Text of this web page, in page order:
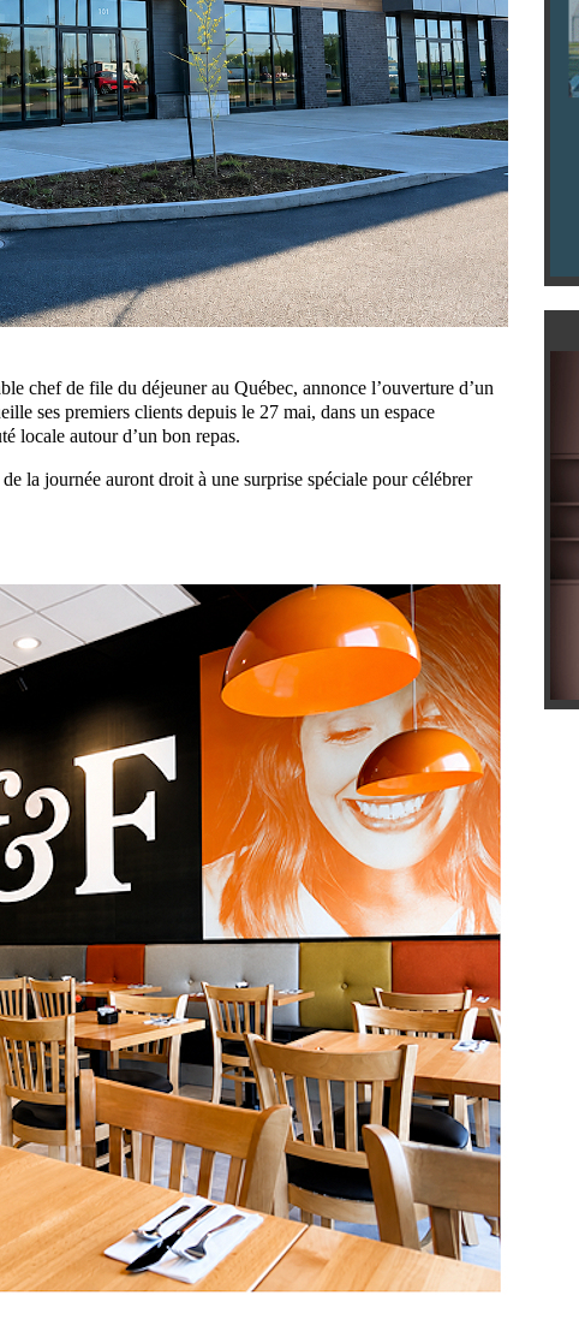
chef de file du déjeuner au Québec, annonce l’ouverture d’un
ses premiers clients depuis le 27 mai, dans un espace
locale autour d’un bon repas.
la journée auront droit à une surprise spéciale pour célébrer